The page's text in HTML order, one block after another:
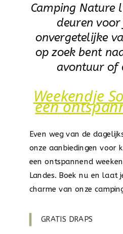
Camping Nature
deuren voor
onvergetelijke
op zoek bent
avontuur of
Weekendje
een
Even weg van de
onze aanbiedingen voor
een ontspannend
Landes. Boek nu en laat
charme van onze
GRATIS DRAPS